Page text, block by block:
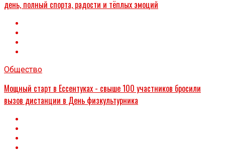
день, полный спорта, радости и тёплых эмоций
Общество
Мощный старт в Ессентуках - свыше 100 участников бросили
вызов дистанции в День физкультурника